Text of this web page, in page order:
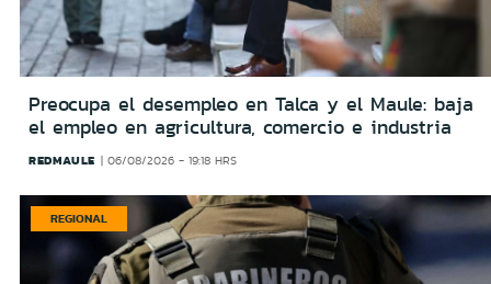
Preocupa el desempleo en Talca y el Maule: baja
el empleo en agricultura, comercio e industria
REDMAULE 06/08/2026 - 19:18 HRS
REGIONAL